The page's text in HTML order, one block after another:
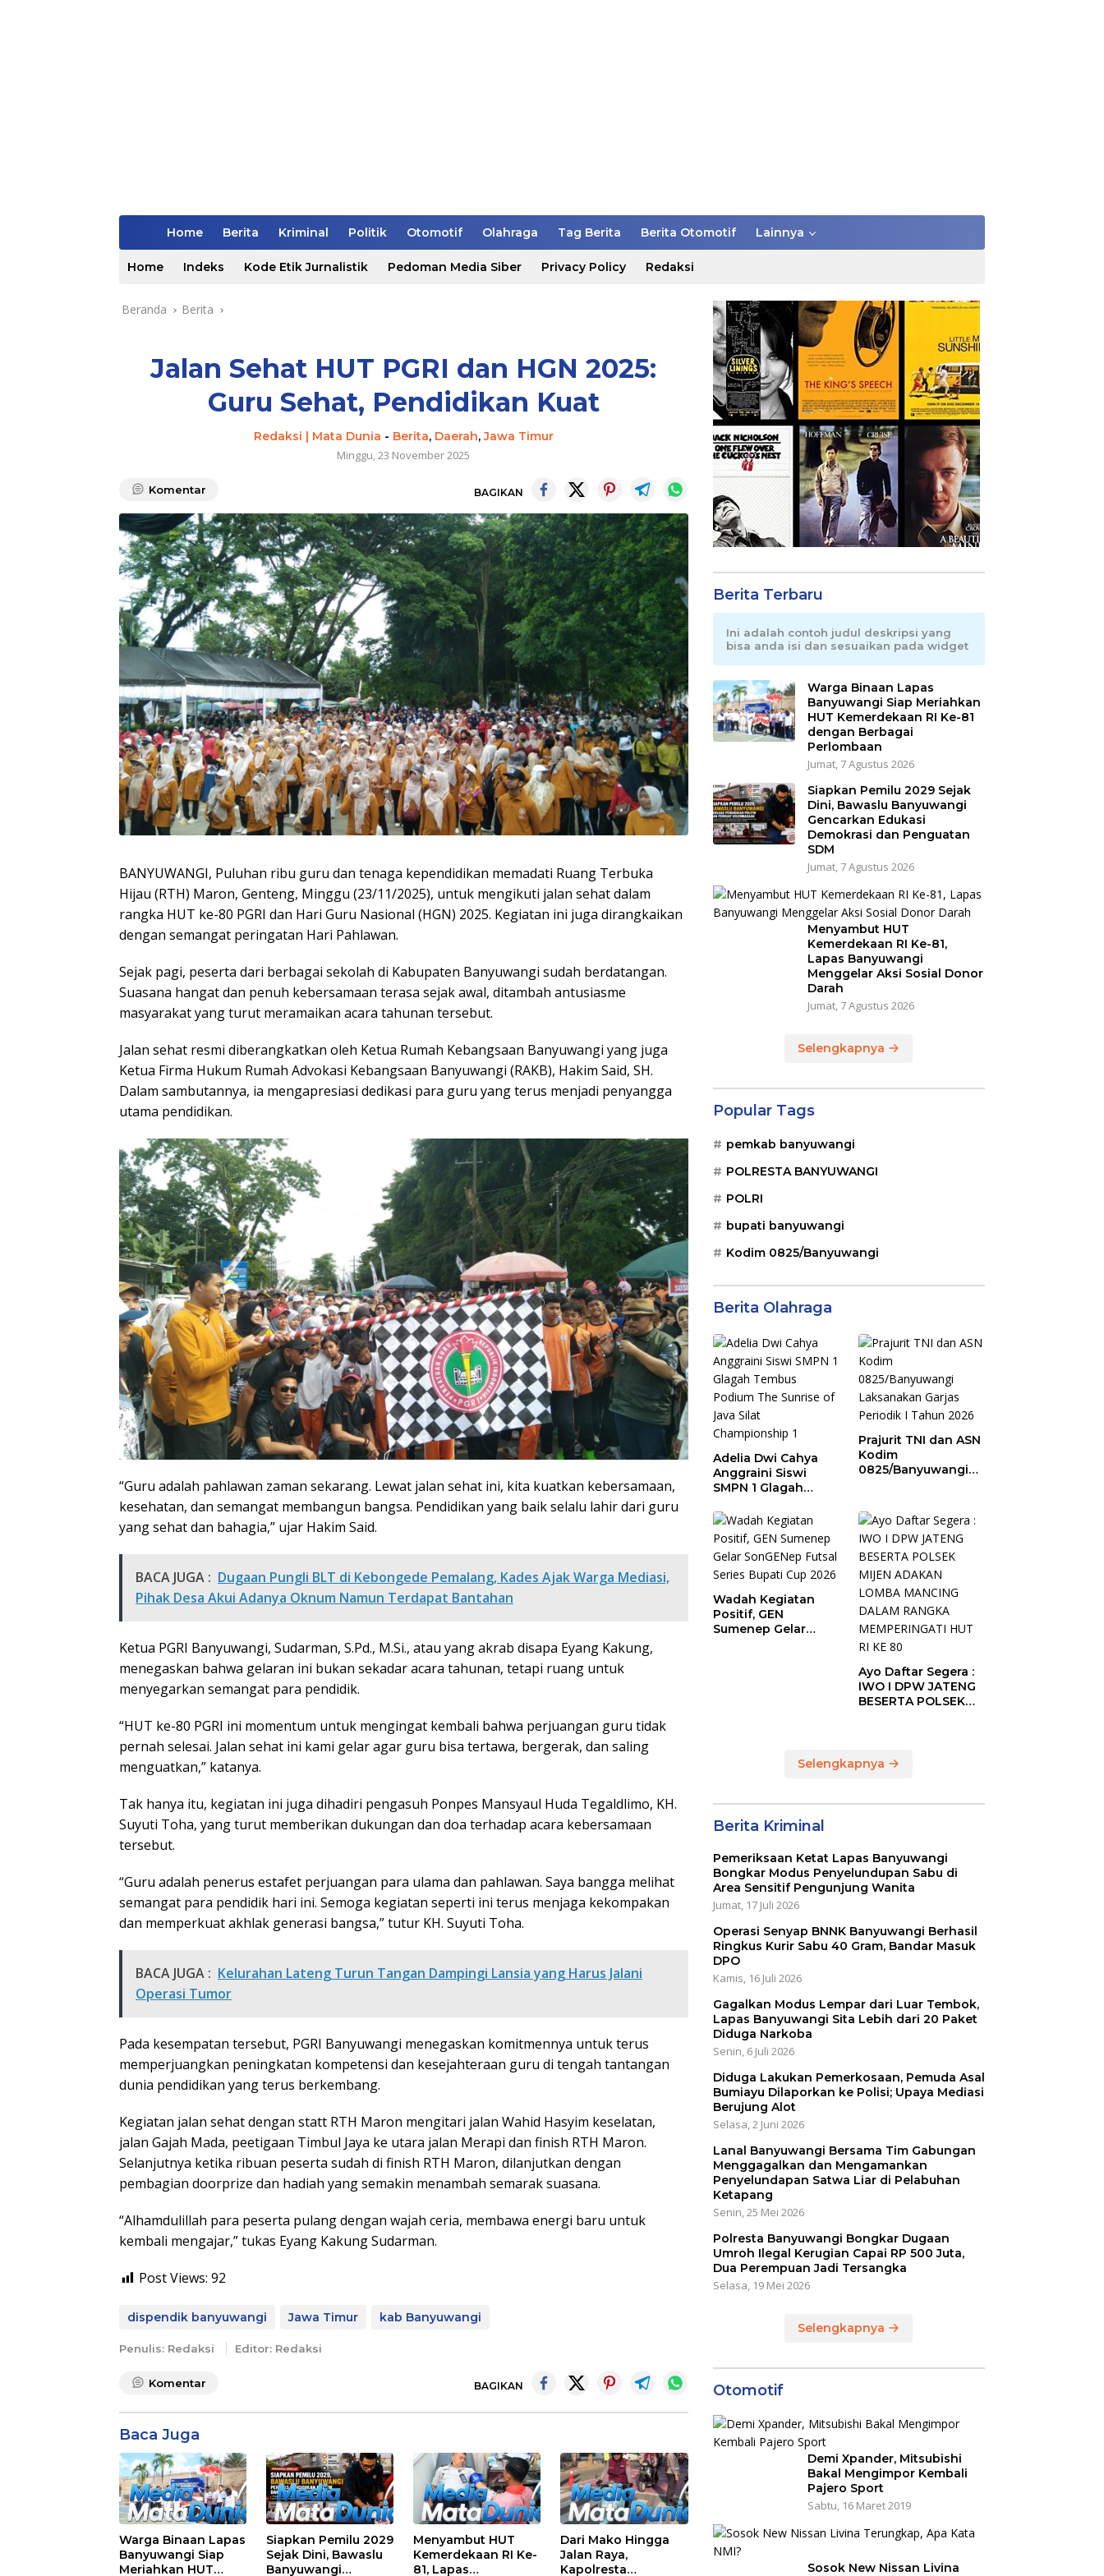
Home Berita Kriminal Politik Otomotif Olahraga Tag Berita Berita Otomotif Lainnya
Home Indeks Kode Etik Jurnalistik Pedoman Media Siber Privacy Policy Redaksi
Beranda Berita
Jalan Sehat HUT PGRI dan HGN 2025:
Guru Sehat, Pendidikan Kuat
Redaksi | Mata Dunia - Berita, Daerah,Jawa Timur
Minggu, 23 November 2025
Komentar BAGIKAN
BANYUWANGI, Puluhan ribu guru dan tenaga kependidikan memadati Ruang Terbuka
Hijau (RTH) Maron, Genteng, Minggu (23/11/2025), untuk mengikuti jalan sehat dalam
rangka HUT ke-80 PGRI dan Hari Guru Nasional (HGN) 2025. Kegiatan ini juga dirangkaikan
dengan semangat peringatan Hari Pahlawan.
Sejak pagi, peserta dari berbagai sekolah di Kabupaten Banyuwangi sudah berdatangan.
Suasana hangat dan penuh kebersamaan terasa sejak awal, ditambah antusiasme
masyarakat yang turut meramaikan acara tahunan tersebut.
Jalan sehat resmi diberangkatkan oleh Ketua Rumah Kebangsaan Banyuwangi yang juga
Ketua Firma Hukum Rumah Advokasi Kebangsaan Banyuwangi (RAKB), Hakim Said, SH.
Dalam sambutannya, ia mengapresiasi dedikasi para guru yang terus menjadi penyangga
utama pendidikan.
“Guru adalah pahlawan zaman sekarang. Lewat jalan sehat ini, kita kuatkan kebersamaan,
kesehatan, dan semangat membangun bangsa. Pendidikan yang baik selalu lahir dari guru
yang sehat dan bahagia,” ujar Hakim Said.
BACA JUGA : Dugaan Pungli BLT di Kebongede Pemalang, Kades Ajak Warga Mediasi,
Pihak Desa Akui Adanya Oknum Namun Terdapat Bantahan
Ketua PGRI Banyuwangi, Sudarman, S.Pd., M.Si., atau yang akrab disapa Eyang Kakung,
menegaskan bahwa gelaran ini bukan sekadar acara tahunan, tetapi ruang untuk
menyegarkan semangat para pendidik.
“HUT ke-80 PGRI ini momentum untuk mengingat kembali bahwa perjuangan guru tidak
pernah selesai. Jalan sehat ini kami gelar agar guru bisa tertawa, bergerak, dan saling
menguatkan,” katanya.
Tak hanya itu, kegiatan ini juga dihadiri pengasuh Ponpes Mansyaul Huda Tegaldlimo, KH.
Suyuti Toha, yang turut memberikan dukungan dan doa terhadap acara kebersamaan
tersebut.
“Guru adalah penerus estafet perjuangan para ulama dan pahlawan. Saya bangga melihat
semangat para pendidik hari ini. Semoga kegiatan seperti ini terus menjaga kekompakan
dan memperkuat akhlak generasi bangsa,” tutur KH. Suyuti Toha.
BACA JUGA : Kelurahan Lateng Turun Tangan Dampingi Lansia yang Harus Jalani
Operasi Tumor
Pada kesempatan tersebut, PGRI Banyuwangi menegaskan komitmennya untuk terus
memperjuangkan peningkatan kompetensi dan kesejahteraan guru di tengah tantangan
dunia pendidikan yang terus berkembang.
Kegiatan jalan sehat dengan statt RTH Maron mengitari jalan Wahid Hasyim keselatan,
jalan Gajah Mada, peetigaan Timbul Jaya ke utara jalan Merapi dan finish RTH Maron.
Selanjutnya ketika ribuan peserta sudah di finish RTH Maron, dilanjutkan dengan
pembagian doorprize dan hadiah yang semakin menambah semarak suasana.
“Alhamdulillah para peserta pulang dengan wajah ceria, membawa energi baru untuk
kembali mengajar,” tukas Eyang Kakung Sudarman.
Post Views: 92
dispendik banyuwangi Jawa Timur kab Banyuwangi
Penulis: Redaksi Editor: Redaksi
Komentar BAGIKAN
Baca Juga
Warga Binaan Lapas
Banyuwangi Siap
Meriahkan HUT
Siapkan Pemilu 2029
Sejak Dini, Bawaslu
Banyuwangi
Menyambut HUT
Kemerdekaan RI Ke-
81, Lapas
Dari Mako Hingga
Jalan Raya,
Kapolresta
Berita Terbaru
Ini adalah contoh judul deskripsi yang
bisa anda isi dan sesuaikan pada widget
Warga Binaan Lapas
Banyuwangi Siap Meriahkan
HUT Kemerdekaan RI Ke-81
dengan Berbagai
Perlombaan
Jumat, 7 Agustus 2026
Siapkan Pemilu 2029 Sejak
Dini, Bawaslu Banyuwangi
Gencarkan Edukasi
Demokrasi dan Penguatan
SDM
Jumat, 7 Agustus 2026
Menyambut HUT
Kemerdekaan RI Ke-81,
Lapas Banyuwangi
Menggelar Aksi Sosial Donor
Darah
Jumat, 7 Agustus 2026
Selengkapnya
Popular Tags
pemkab banyuwangi
POLRESTA BANYUWANGI
POLRI
bupati banyuwangi
Kodim 0825/Banyuwangi
Berita Olahraga
Adelia Dwi Cahya
Anggraini Siswi
SMPN 1 Glagah
Sunrise of Java Silat
Championship 1
Prajurit TNI dan ASN
Kodim
0825/Banyuwangi
2026
Wadah Kegiatan
Positif, GEN
Sumenep Gelar
Ayo Daftar Segera :
IWO I DPW JATENG
BESERTA POLSEK
MEMPERINGATI HUT
Selengkapnya
Berita Kriminal
Pemeriksaan Ketat Lapas Banyuwangi
Bongkar Modus Penyelundupan Sabu di
Area Sensitif Pengunjung Wanita
Jumat, 17 Juli 2026
Operasi Senyap BNNK Banyuwangi Berhasil
Ringkus Kurir Sabu 40 Gram, Bandar Masuk
DPO
Kamis, 16 Juli 2026
Gagalkan Modus Lempar dari Luar Tembok,
Lapas Banyuwangi Sita Lebih dari 20 Paket
Diduga Narkoba
Senin, 6 Juli 2026
Diduga Lakukan Pemerkosaan, Pemuda Asal
Bumiayu Dilaporkan ke Polisi; Upaya Mediasi
Berujung Alot
Selasa, 2 Juni 2026
Lanal Banyuwangi Bersama Tim Gabungan
Menggagalkan dan Mengamankan
Penyelundapan Satwa Liar di Pelabuhan
Ketapang
Senin, 25 Mei 2026
Polresta Banyuwangi Bongkar Dugaan
Umroh Ilegal Kerugian Capai RP 500 Juta,
Dua Perempuan Jadi Tersangka
Selasa, 19 Mei 2026
Selengkapnya
Otomotif
Demi Xpander, Mitsubishi
Bakal Mengimpor Kembali
Pajero Sport
Sabtu, 16 Maret 2019
Sosok New Nissan Livina